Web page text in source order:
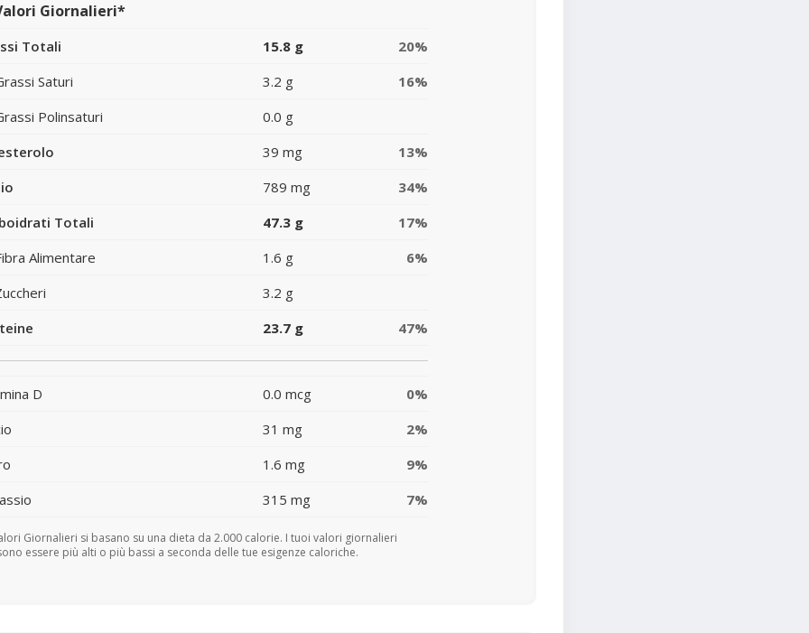
Giornalieri*
Totali 15.8 g
20%
Saturi
3.2 g
16%
Polinsaturi
0.0 g
39 mg
13%
789 mg
34%
Totali
47.3 g
17%
Alimentare
1.6 g
6%
3.2 g
23.7 g 47%
D 0.0 mcg
0%
31 mg
2%
1.6 mg
9%
315 mg 7%
Giornalieri si basano su una dieta da 2.000 calorie. I tuoi valori giornalieri
essere più alti o più bassi a seconda delle tue esigenze caloriche.